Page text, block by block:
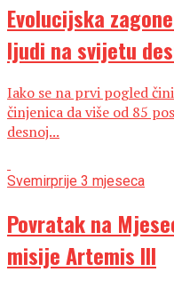
Evolucijska
ljudi na svijetu
Iako se na prvi pogled
činjenica da više od 85
desnoj...
Svemirprije 3 mjeseca
Povratak na
misije Artemis III